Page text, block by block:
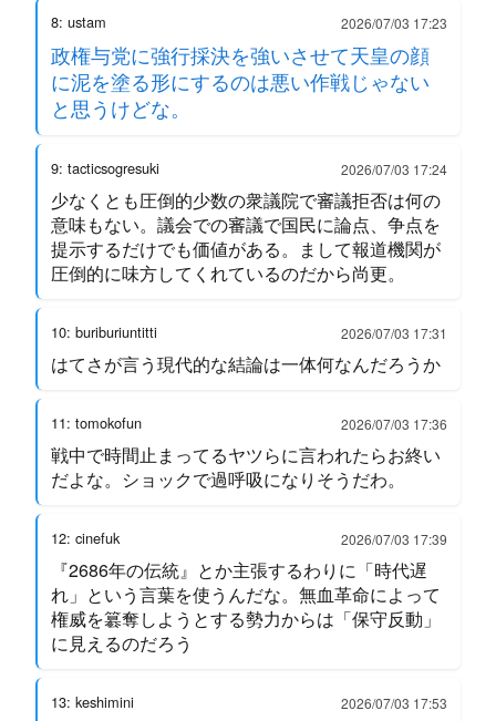
8: ustam 2026/07/03 17:23
政権与党に強行採決を強いさせて天皇の顔
に泥を塗る形にするのは悪い作戦じゃない
と思うけどな。
9: tacticsogresuki 2026/07/03 17:24
少なくとも圧倒的少数の衆議院で審議拒否は何の
意味もない。議会での審議で国民に論点、争点を
提示するだけでも価値がある。まして報道機関が
圧倒的に味方してくれているのだから尚更。
10: buriburiuntitti 2026/07/03 17:31
はてさが言う現代的な結論は一体何なんだろうか
11: tomokofun 2026/07/03 17:36
戦中で時間止まってるヤツらに言われたらお終い
だよな。ショックで過呼吸になりそうだわ。
12: cinefuk 2026/07/03 17:39
『2686年の伝統』とか主張するわりに「時代遅
れ」という言葉を使うんだな。無血革命によって
権威を簒奪しようとする勢力からは「保守反動」
に見えるのだろう
13: keshimini 2026/07/03 17:53